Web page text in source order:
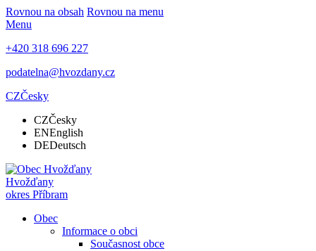
Rovnou na obsah Rovnou na menu
Menu
+420 318 696 227
podatelna@hvozdany.cz
CZČesky
CZČesky
ENEnglish
DEDeutsch
Hvožďany
okres Příbram
Obec
Informace o obci
Současnost obce